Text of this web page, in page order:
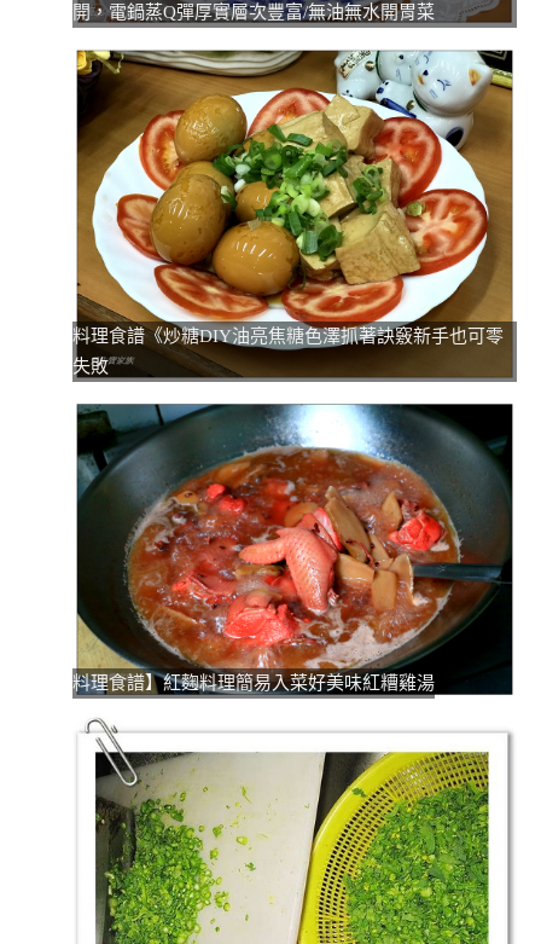
開，電鍋蒸Q彈厚實層次豐富/無油無水開胃菜
料理食譜《炒糖DIY油亮焦糖色澤抓著訣竅新手也可零
失敗
料理食譜】紅麴料理簡易入菜好美味紅糟雞湯